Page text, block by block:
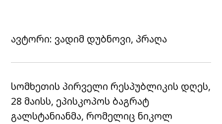
ავტორი: ვადიმ დუბნოვი, პრაღა
სომხეთის პირველი რესპუბლიკის დღეს,
28 მაისს, ეპისკოპოს ბაგრატ
გალსტანიანმა, რომელიც ნიკოლ